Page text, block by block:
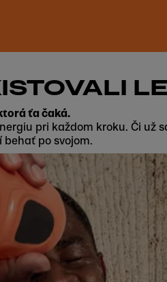
ťa čaká.
pri každom kroku. Či už
behať po svojom.